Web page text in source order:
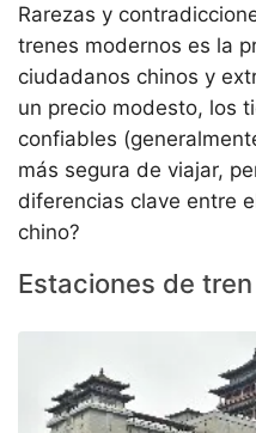
Rarezas y
trenes modernos es la
ciudadanos chinos y
un precio modesto, los
confiables
más segura de viajar,
diferencias clave entre
chino?
Estaciones de